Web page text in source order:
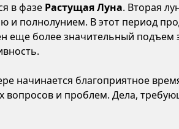
в фазе Растущая Луна. Вторая
и полнолунием. В этот период
еще более значительный подъем
начинается благоприятное
вопросов и проблем. Дела,